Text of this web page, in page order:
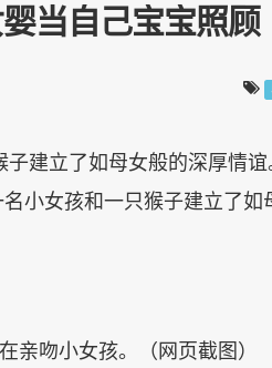
当自己宝宝照顾
建立了如母女般的深厚情谊
小女孩和一只猴子建立了如
亲吻小女孩。（网页截图）